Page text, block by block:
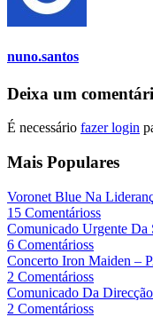
nuno.santos
Deixa um
É necessário fazer login
Mais Populares
Voronet Blue Na
15 Comentárioss
Comunicado Urgente Da
6 Comentárioss
Concerto Iron Maiden –
2 Comentárioss
Comunicado Da
2 Comentárioss